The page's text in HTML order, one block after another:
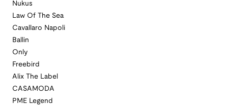
Nukus
Law Of The Sea
Cavallaro Napoli
Ballin
Only
Freebird
Alix The Label
CASAMODA
PME Legend